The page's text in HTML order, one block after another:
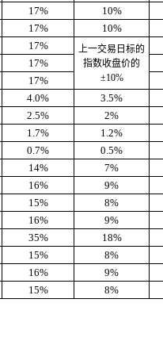
17%
10%
17%
10%
17%
上一交易日标的
指数收盘价的
±10%
17%
17%
4.0%
3.5%
2.5%
2%
1.7%
1.2%
0.7% 0.5%
14%
7%
16%
9%
15%
8%
16%
9%
35% 18%
15%
8%
16%
9%
15% 8%